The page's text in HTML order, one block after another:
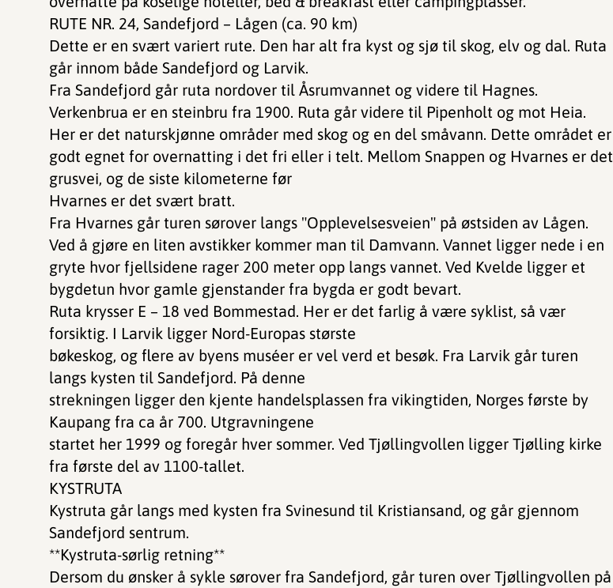
RUTE NR. 24, Sandefjord – Lågen (ca. 90 km)
Dette er en svært variert rute. Den har alt fra kyst og sjø til skog, elv og dal. Ruta
går innom både Sandefjord og Larvik.
Fra Sandefjord går ruta nordover til Åsrumvannet og videre til Hagnes.
Verkenbrua er en steinbru fra 1900. Ruta går videre til Pipenholt og mot Heia.
Her er det naturskjønne områder med skog og en del småvann. Dette området er
godt egnet for overnatting i det fri eller i telt. Mellom Snappen og Hvarnes er det
grusvei, og de siste kilometerne før
Hvarnes er det svært bratt.
Fra Hvarnes går turen sørover langs "Opplevelsesveien" på østsiden av Lågen.
Ved å gjøre en liten avstikker kommer man til Damvann. Vannet ligger nede i en
gryte hvor fjellsidene rager 200 meter opp langs vannet. Ved Kvelde ligger et
bygdetun hvor gamle gjenstander fra bygda er godt bevart.
Ruta krysser E – 18 ved Bommestad. Her er det farlig å være syklist, så vær
forsiktig. I Larvik ligger Nord-Europas største
bøkeskog, og flere av byens muséer er vel verd et besøk. Fra Larvik går turen
langs kysten til Sandefjord. På denne
strekningen ligger den kjente handelsplassen fra vikingtiden, Norges første by
Kaupang fra ca år 700. Utgravningene
startet her 1999 og foregår hver sommer. Ved Tjøllingvollen ligger Tjølling kirke
fra første del av 1100-tallet.
KYSTRUTA
Kystruta går langs med kysten fra Svinesund til Kristiansand, og går gjennom
Sandefjord sentrum.
**Kystruta-sørlig retning**
Dersom du ønsker å sykle sørover fra Sandefjord, går turen over Tjøllingvollen på